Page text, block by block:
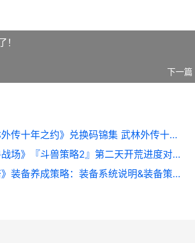
！
下一篇
《武林外传十年之约》兑换码锦集 武林外传十年之约手游礼包码
《斗兽战场》『斗兽策略2』第二天开荒进度对照 斗兽场贴吧
《七塔》装备养成策略：装备系统说明&装备策略诀窍详细解答 七层塔怎么玩